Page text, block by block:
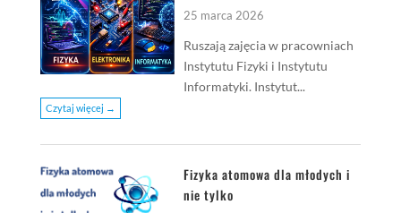
25 marca 2026
Ruszają zajęcia w pracowniach
Instytutu Fizyki i Instytutu
Informatyki. Instytut...
Czytaj więcej →
Fizyka atomowa dla młodych i
nie tylko